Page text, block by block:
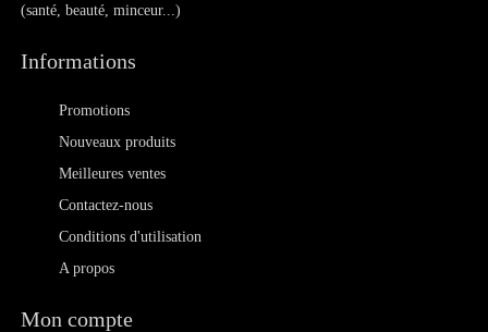
(santé, beauté, minceur...)
Informations
Promotions
Nouveaux produits
Meilleures ventes
Contactez-nous
Conditions d'utilisation
A propos
Mon compte